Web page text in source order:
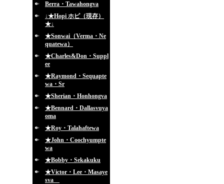
Berra・Tawahongva
↓★Hopi ホピ（現存）
★↓
★Sonwai（Verma・Ne
quatewa）
★Charles&Don・Suppl
ee
★Raymond・Sequapte
wa・Sr
★Sherian・Honhongva
★Bennard・Dallasvuya
oma
★Roy・Talahaftewa
★John・Coochyumpte
wa
★Bobby・Sekakuku
★Victor・Lee・Masaye
sva